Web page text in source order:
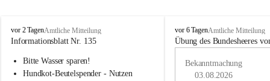
B
u
h
vor 2 TagenAmtliche Mitteilung
Informationsblatt Nr. 135
Bitte Wasser sparen!
Hundkot-Beutelspender - Nutzen
B
u
vor 6 TagenAmtliche Mitteilung
Übung des Bundesheeres
Bekanntmachung
03.08.2026